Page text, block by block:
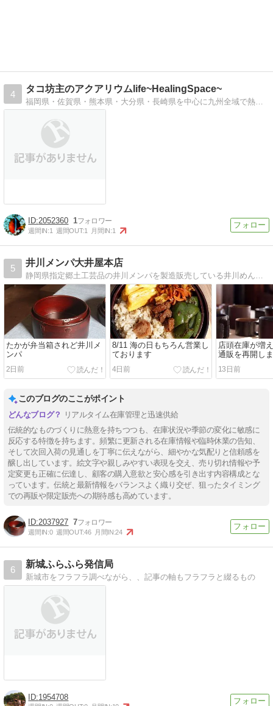
4
タコ坊主のアクアリウムlife~HealingSpace~
福岡県・佐賀県・熊本県・大分県・長崎県を中心に九州全域で熱帯魚・海水魚などの観賞魚全般を扱うメンテナンスのプロが九州全県をHealingSpaceのアクアリウムを広めています。
2052360 1
週間IN:1 週間OUT:1 月間IN:1
5
井川メンパ大井屋本店
静岡県指定郷土工芸品の井川メンパを製造販売している井川めんぱ大井屋です。メンパとは漆塗りのまげわっぱのことです。漆掻きも行い、全ての素材をオーガニックにこだわって制作しています。
たかが弁当箱されど井川メ
ンパ
2日前
8/11 海の日もちろん営業し
ております
4日前
店頭在庫が増
通販を再開し
13日前
このブログのここがポイント
リアルタイム在庫管理と迅速供給
伝統的なものづくりに熱意を持ちつつも、在庫状況や季節の変化に敏感に
反応する特徴を持ちます。頻繁に更新される在庫情報や臨時休業の告知、
そして次回入荷の見通しを丁寧に伝えながら、細やかな気配りと信頼感を
醸し出しています。絵文字や親しみやすい表現を交え、売り切れ情報や予
定変更も正確に伝達し、顧客の購入意欲と安心感を引き出す内容構成とな
っています。伝統と最新情報をバランスよく織り交ぜ、狙ったタイミング
での再販や限定販売への期待感も高めています。
2037927 7
週間IN:0 週間OUT:46 月間IN:24
6
新城ふらふら発信局
新城市をフラフラ調べながら、、記事の軸もフラフラと綴るもの
1954708